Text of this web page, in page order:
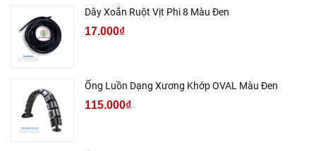
Dây Xoắn Ruột Vịt Phi 8 Màu Đen
17.000₫
Ống Luồn Dạng Xương Khớp OVAL Màu Đen
115.000₫